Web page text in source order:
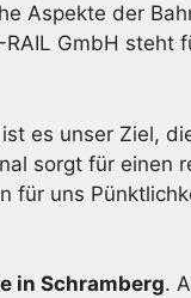
Aspekte der
GmbH
ist es unser Ziel,
sorgt für einen
uns
in Schramberg.